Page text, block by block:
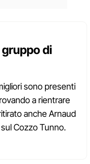
di
sono presenti
a rientrare
anche Arnaud
Cozzo Tunno.